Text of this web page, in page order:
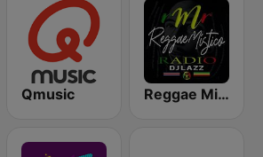
Qmusic Reggae Mistico Radio